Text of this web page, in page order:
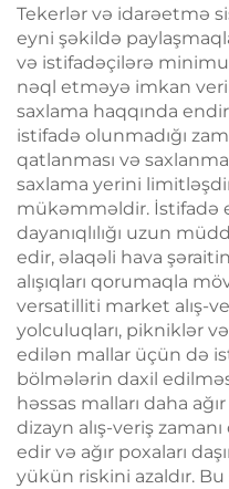
Tekerlər və idarəetmə
eyni şəkildə
və istifadəçilərə
nəql etməyə imkan
saxlama haqqında
istifadə olunmadığı
qatlanması və
saxlama yerini
mükəmməldir. İstifadə
dayanıqlılığı uzun
edir, əlaqəli hava
alışıqları qorumaqla
versatilliti market alış-
yolculuqları, pikniklər
edilən mallar üçün də
bölmələrin daxil edilməsi
həssas malları daha
dizayn alış-veriş
edir və ağır poxaları
yükün riskini azaldır.